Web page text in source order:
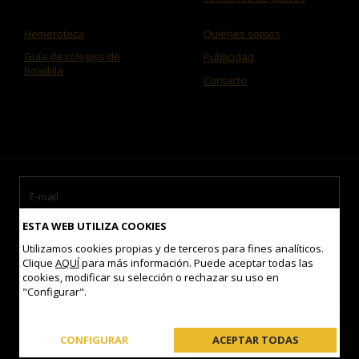
Hemeroteca
Guía de colegios de
Boadilla
Quiénes somos
Publicidad
Contacto
Acepto lascondiciones de uso
Aviso legal Política de Cookies
ESTA WEB UTILIZA COOKIES
Utilizamos cookies propias y de terceros para fines analíticos.
Clique AQUÍpara más información. Puede aceptar todas las
cookies, modificar su selección o rechazar su uso en
"Configurar".
CONFIGURAR ACEPTAR TODAS